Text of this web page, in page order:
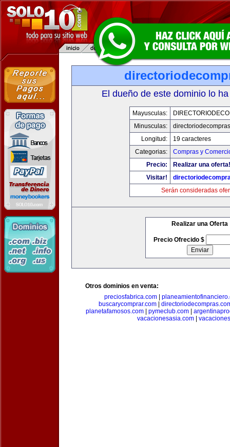
El dueño de este dominio lo
Mayusculas:
Minusculas:
Longitud:
19 caracteres
Categorias:
Compras y
Precio:
Realizar una oferta!
Visitar!
Serán consideradas
Realizar una Oferta
Precio Ofrecido $
Otros dominios en venta:
preciosfabrica.com|
buscarycomprar.com|
planetafamosos.com| pymeclub.com|
vacacionesasia.com